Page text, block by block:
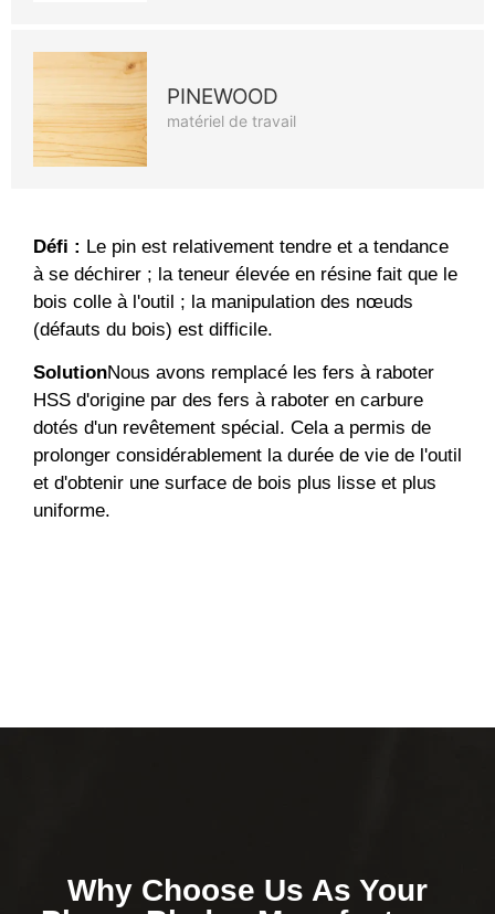
PINEWOOD
matériel de travail
Défi : Le pin est relativement tendre et a tendance
à se déchirer ; la teneur élevée en résine fait que le
bois colle à l'outil ; la manipulation des nœuds
(défauts du bois) est difficile.
SolutionNous avons remplacé les fers à raboter
HSS d'origine par des fers à raboter en carbure
dotés d'un revêtement spécial. Cela a permis de
prolonger considérablement la durée de vie de l'outil
et d'obtenir une surface de bois plus lisse et plus
uniforme.
Why Choose Us As Your